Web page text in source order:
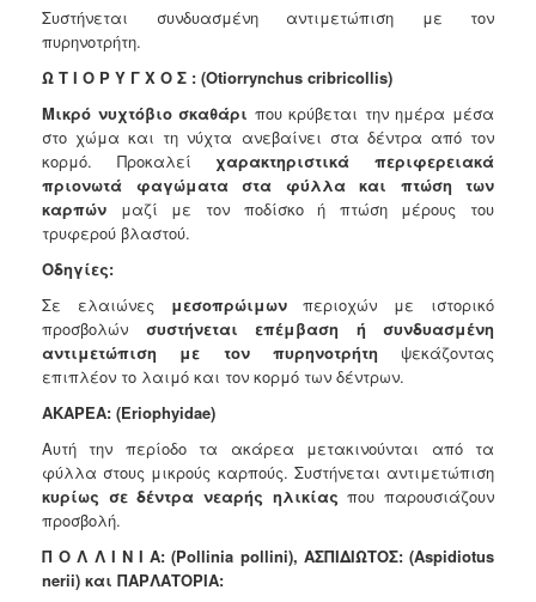
Συστήνεται συνδυασμένη αντιμετώπιση με τον
πυρηνοτρήτη.
Ω Τ Ι Ο Ρ Υ Γ Χ Ο Σ : (Otiorrynchus cribricollis)
Μικρό νυχτόβιο σκαθάρι που κρύβεται την ημέρα μέσα
στο χώμα και τη νύχτα ανεβαίνει στα δέντρα από τον
κορμό. Προκαλεί
χαρακτηριστικά περιφερειακά
πριονωτά φαγώματα στα φύλλα και
πτώση των
καρπών μαζί με τον ποδίσκο ή πτώση μέρους του
τρυφερού βλαστού.
Οδηγίες:
Σε ελαιώνες μεσοπρώιμωνπεριοχών με ιστορικό
προσβολών
συστήνεται επέμβαση ή συνδυασμένη
αντιμετώπιση με τον
πυρηνοτρήτη ψεκάζοντας
επιπλέον το λαιμό και τον κορμό των δέντρων.
ΑΚΑΡΕΑ: (Eriophyidae)
Αυτή την περίοδο τα ακάρεα μετακινούνται από τα
φύλλα στους μικρούς καρπούς. Συστήνεται αντιμετώπιση
κυρίως σε δέντρα νεαρής ηλικίας που παρουσιάζουν
προσβολή.
Π Ο Λ Λ Ι Ν Ι Α: (Pollinia pollini), ΑΣΠΙΔΙΩΤΟΣ: (Aspidiotus
nerii) και ΠΑΡΛΑΤΟΡΙΑ: